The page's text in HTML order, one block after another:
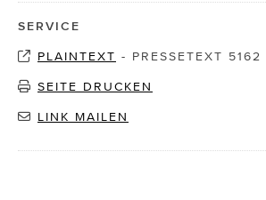
SERVICE
PLAINTEXT - PRESSETEXT 5162
SEITE DRUCKEN
LINK MAILEN